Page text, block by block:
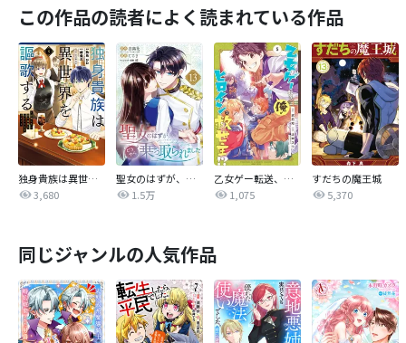
この作品の読者によく読まれている作品
独身貴族は異世界を謳歌する ～結婚しない男の優雅なおひとりさまライフ～
3,680
聖女のはずが、どうやら乗っ取られました
1.5万
乙女ゲー転送、俺がヒロインで救世主！？
1,075
すだちの魔王城
5,370
同じジャンルの人気作品